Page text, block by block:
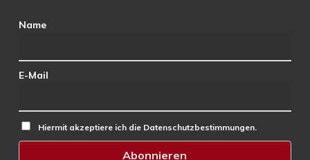
Name
E-Mail
Hiermit akzeptiere ich die Datenschutzbestimmungen.